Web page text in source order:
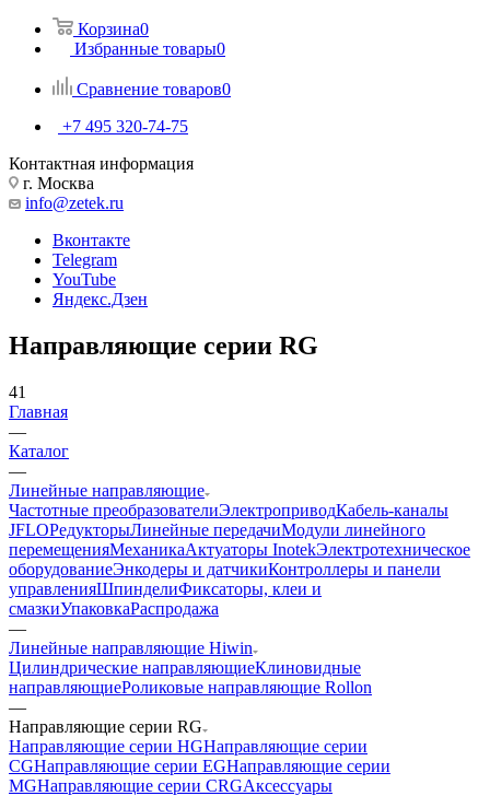
Корзина0
Избранные товары0
Сравнение товаров0
+7 495 320-74-75
Контактная информация
г. Москва
info@zetek.ru
Вконтакте
Telegram
YouTube
Яндекс.Дзен
Направляющие серии RG
41
Главная
—
Каталог
—
Линейные направляющие
Частотные преобразователиЭлектроприводКабель-каналы
JFLOРедукторыЛинейные передачиМодули линейного
перемещенияМеханикаАктуаторы InotekЭлектротехническое
оборудованиеЭнкодеры и датчикиКонтроллеры и панели
управленияШпинделиФиксаторы, клеи и
смазкиУпаковкаРаспродажа
—
Линейные направляющие Hiwin
Цилиндрические направляющиеКлиновидные
направляющиеРоликовые направляющие Rollon
—
Направляющие серии RG
Направляющие серии HGНаправляющие серии
CGНаправляющие серии EGНаправляющие серии
MGНаправляющие серии CRGАксессуары